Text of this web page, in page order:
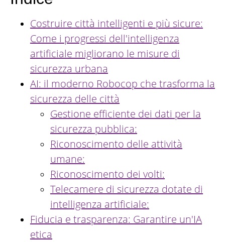
Costruire città intelligenti e più sicure:
Come i progressi dell'intelligenza
artificiale migliorano le misure di
sicurezza urbana
AI: il moderno Robocop che trasforma la
sicurezza delle città
Gestione efficiente dei dati per la
sicurezza pubblica:
Riconoscimento delle attività
umane:
Riconoscimento dei volti:
Telecamere di sicurezza dotate di
intelligenza artificiale:
Fiducia e trasparenza: Garantire un'IA
etica